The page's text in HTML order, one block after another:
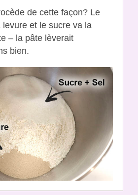
de cette façon? Le
et le sucre va la
– la pâte lèverait
bien.